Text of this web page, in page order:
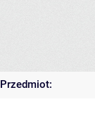
Przedmiot: